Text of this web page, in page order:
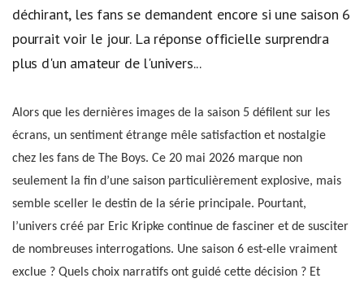
déchirant, les fans se demandent encore si une saison 6
pourrait voir le jour. La réponse officielle surprendra
plus d'un amateur de l'univers...
Alors que les dernières images de la saison 5 défilent sur les
écrans, un sentiment étrange mêle satisfaction et nostalgie
chez les fans de The Boys. Ce 20 mai 2026 marque non
seulement la fin d’une saison particulièrement explosive, mais
semble sceller le destin de la série principale. Pourtant,
l’univers créé par Eric Kripke continue de fasciner et de susciter
de nombreuses interrogations. Une saison 6 est-elle vraiment
exclue ? Quels choix narratifs ont guidé cette décision ? Et